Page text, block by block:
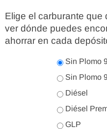
Elige el carburante que
ver dónde puedes
ahorrar en cada
Sin Plomo
Sin Plomo
Diésel
Diésel
GLP